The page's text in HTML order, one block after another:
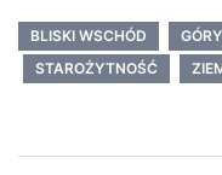
BLISKI WSCHÓD GÓRY
STAROŻYTNOŚĆ